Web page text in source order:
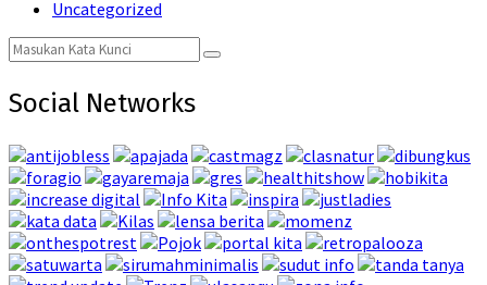
Uncategorized
Search
for:
Search
Social Networks